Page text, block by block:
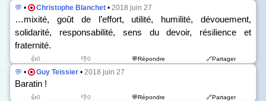
💬 • Christophe Blanchet • 2018 juin 27
…mixité, goût de l’effort, utilité, humilité, dévouement,
solidarité, responsabilité, sens du devoir, résilience et
fraternité.
👍0 👎0 💬Répondre 🔗Partager
💬 • Guy Teissier • 2018 juin 27
Baratin !
👍0 👎0 💬Répondre 🔗Partager